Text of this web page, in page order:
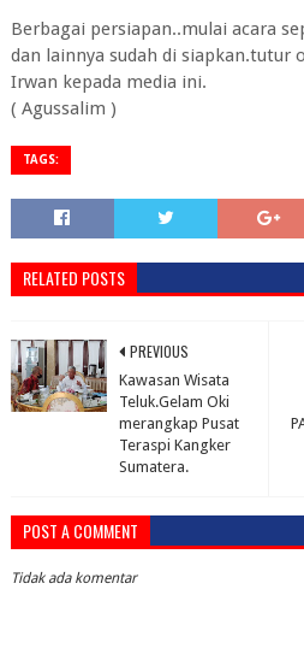
Berbagai persiapan..mulai acara
dan lainnya sudah di siapkan.tutur
Irwan kepada media ini.
( Agussalim )
TAGS:
RELATED POSTS
PREVIOUS
Kawasan Wisata
Teluk.Gelam Oki
merangkap Pusat
Teraspi Kangker
Sumatera.
POST A COMMENT
Tidak ada komentar